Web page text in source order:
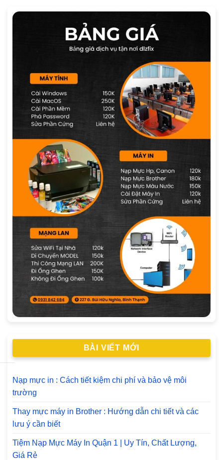
BÀI VIẾT MỚI
Nạp mực in : Cách tiết kiệm chi phí và bảo vệ môi
trường
Thay mực máy in Brother : Hướng dẫn chi tiết và các
lưu ý cần biết
Tiệm Nạp Mực Máy In Quận 1 | Uy Tín, Chất Lượng,
Giá Rẻ